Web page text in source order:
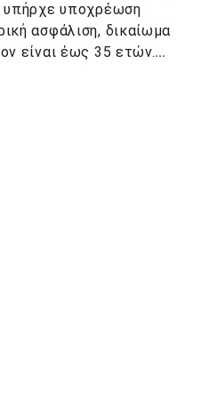
υπήρχε υποχρέωση
ασφάλιση, δικαίωμα
είναι έως 35 ετών....